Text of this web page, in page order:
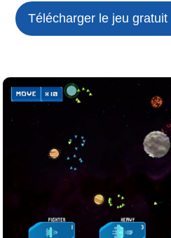
Télécharger le jeu gratuit